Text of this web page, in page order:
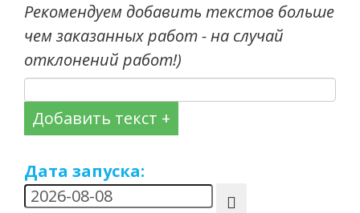
Рекомендуем добавить текстов больше
чем заказанных работ - на случай
отклонений работ!)
Добавить текст +
Дата запуска: